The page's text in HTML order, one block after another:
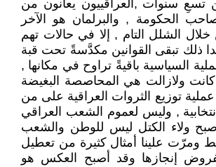
تسعِ سنوات ,العراقييون يعانون من
الحكومة , والبرلمان هو الآخر
خلال الشلل التام , إلا في حالات تهم
ذلك تبقى القوانين مكدَّسةً تحت قبة
السياسية باقيةً تراوح في مكانها ,
ولازالت هي المحاصصة البغيضة
عملية توزيع الثروات العراقية على من
, وليس لعموم الشعب العراقي
ولاء الكتل ليس للوطن والشعب
ومرّت علينا أمثال كثيرة من تعطيل
إنجازها وقد أصبح العكس هو